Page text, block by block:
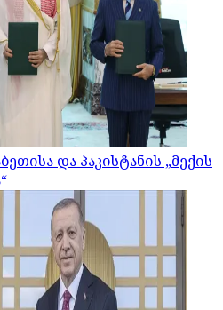
და პაკისტანის „მექის